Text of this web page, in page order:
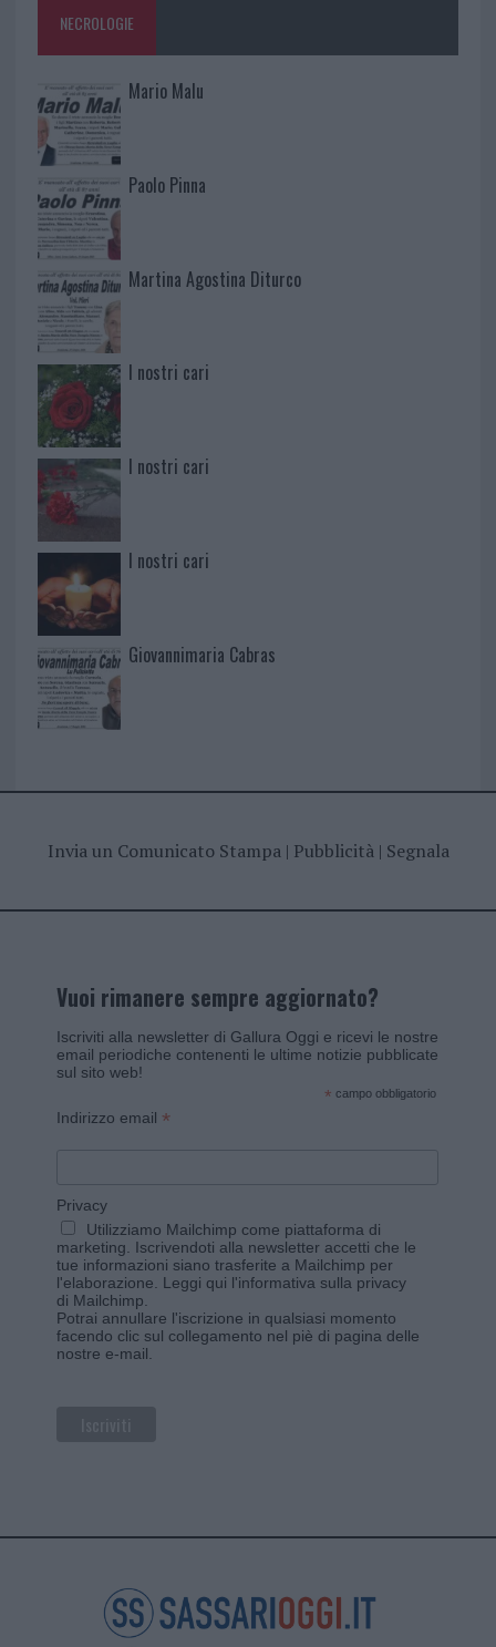
NECROLOGIE
Mario Malu
Paolo Pinna
Martina Agostina Diturco
I nostri cari
I nostri cari
I nostri cari
Giovannimaria Cabras
Invia un Comunicato Stampa| Pubblicità| Segnala
Vuoi rimanere sempre aggiornato?
Iscriviti alla newsletter di Gallura Oggi e ricevi le nostre
email periodiche contenenti le ultime notizie pubblicate
sul sito web!
* campo obbligatorio
Indirizzo email *
Privacy
Utilizziamo Mailchimp come piattaforma di
marketing. Iscrivendoti alla newsletter accetti che le
tue informazioni siano trasferite a Mailchimp per
l'elaborazione. Leggi qui l'informativa sulla privacy
di Mailchimp.
Potrai annullare l'iscrizione in qualsiasi momento
facendo clic sul collegamento nel piè di pagina delle
nostre e-mail.